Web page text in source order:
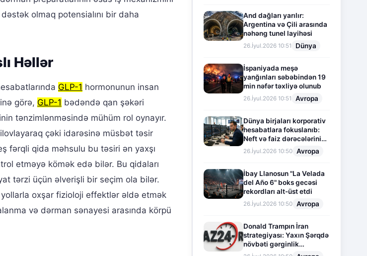
olmaq potensialını bir daha
Həllər
GLP-1 hormonunun insan
görə, GLP-1 bədəndə qan şəkəri
tənzimlənməsində mühüm rol oynayır.
çəki idarəsinə müsbət təsir
fərqli qida məhsulu bu təsiri ən yaxşı
etməyə kömək edə bilər. Bu qidaları
tərzi üçün əlverişli bir seçim ola bilər.
oxşar fizioloji effektlər əldə etmək
və dərman sənayesi arasında körpü
And dağları yarılır:
Argentina və Çili arasında
nəhəng tunel layihəsi
26.İyul.2026 10:51 Dünya
İspaniyada meşə
yanğınları səbəbindən 19
min nəfər təxliyə olunub
26.İyul.2026 10:51 Avropa
Dünya birjaları korporativ
hesabatlara fokuslanıb:
Neft və faiz dərəcələrinin
təsiri altında cari vəziyyət
26.İyul.2026 10:50 Avropa
İbay Llanosun "La Velada
del Año 6" boks gecəsi
rekordları alt-üst etdi
26.İyul.2026 10:50 Avropa
Donald Trampın İran
strategiyası: Yaxın Şərqdə
növbəti gərginlik
mərhələsi